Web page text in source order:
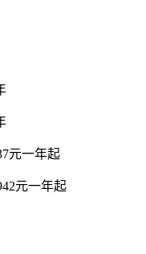
元一年起
元一年起